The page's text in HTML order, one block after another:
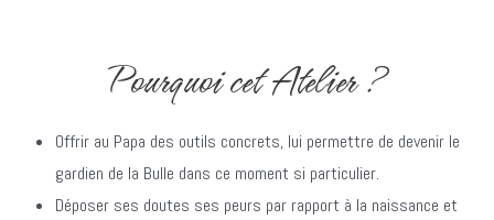
Pourquoi cet Atelier ?
Offrir au Papa des outils concrets, lui permettre de devenir le
gardien de la Bulle dans ce moment si particulier.
Déposer ses doutes ses peurs par rapport à la naissance et